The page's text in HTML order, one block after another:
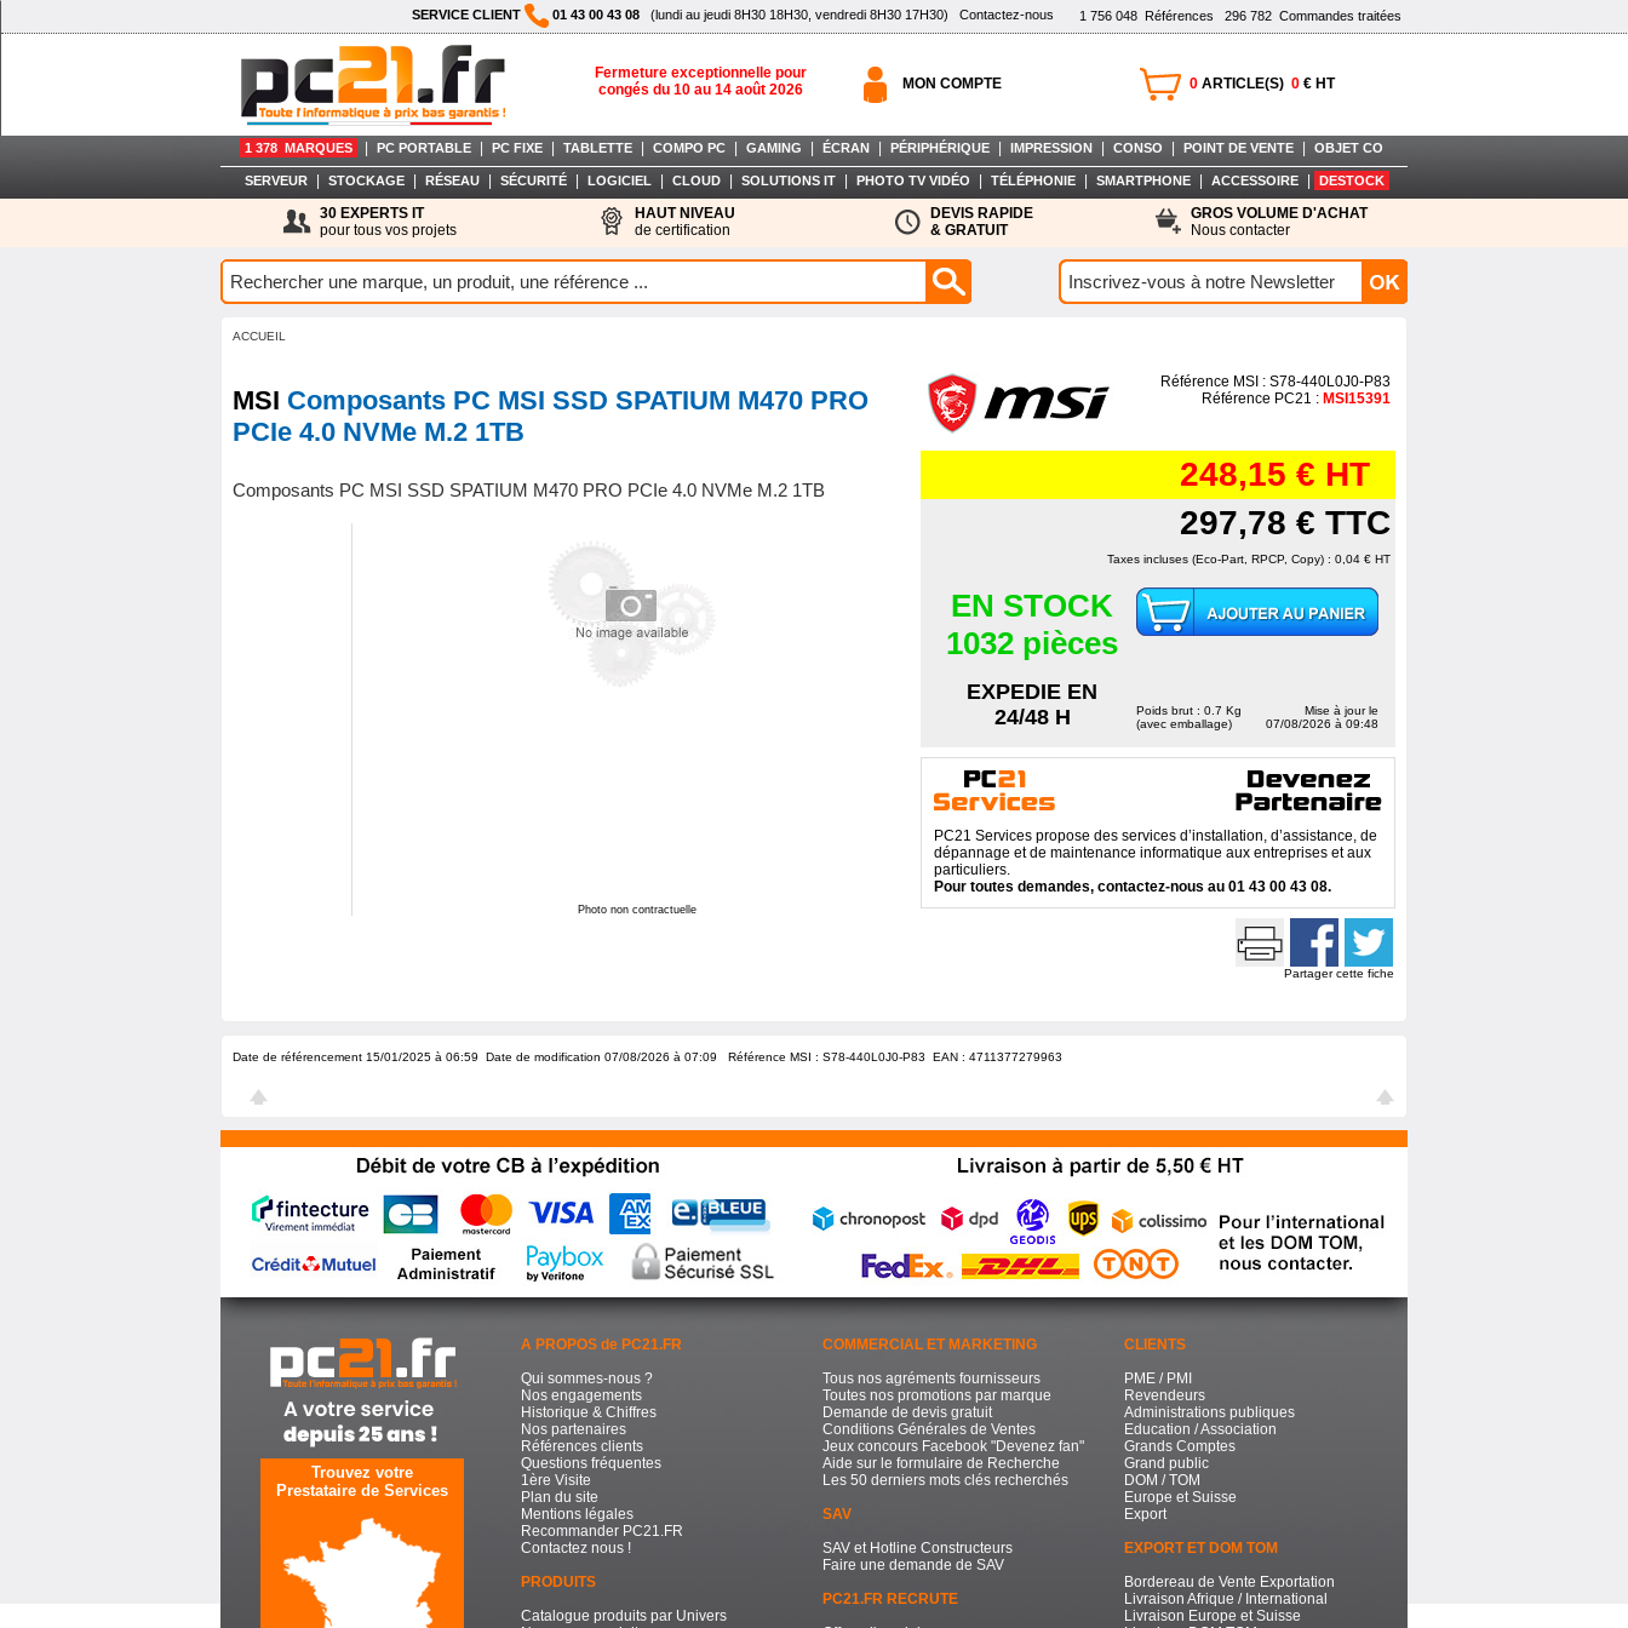
1 756 048 Références 296 782 Commandes traitées
SERVICE CLIENT 01 43 00 43 08 (lundi au jeudi 8H30 18H30, vendredi 8H30 17H30) Contactez-nous
Fermeture exceptionnelle pour
congés du 10 au 14 août 2026
0 ARTICLE(S) 0 € HT
MON COMPTE
1 378 MARQUES PC PORTABLE PC FIXE TABLETTE COMPO PC GAMING ÉCRAN PÉRIPHÉRIQUE IMPRESSION CONSO POINT DE VENTE OBJET CO
SERVEUR STOCKAGE RÉSEAU SÉCURITÉ LOGICIEL CLOUD SOLUTIONS IT PHOTO TV VIDÉO TÉLÉPHONIE SMARTPHONE ACCESSOIRE DESTOCK
30 EXPERTS IT
pour tous vos projets
HAUT NIVEAU
de certification
DEVIS RAPIDE
& GRATUIT
GROS VOLUME D'ACHAT
Nous contacter
ACCUEIL
MSI Composants PC MSI SSD SPATIUM M470 PRO
PCIe 4.0 NVMe M.2 1TB
Composants PC MSI SSD SPATIUM M470 PRO PCIe 4.0 NVMe M.2 1TB
Photo non contractuelle
Référence MSI : S78-440L0J0-P83
Référence PC21 : MSI15391
248,15 € HT
297,78 € TTC
Taxes incluses (Eco-Part, RPCP, Copy) : 0,04 € HT
EN STOCK
1032 pièces
EXPEDIE EN
24/48 H
Poids brut : 0.7 Kg
(avec emballage)
Mise à jour le
07/08/2026 à 09:48
PC21 Services propose des services d’installation, d’assistance, de
dépannage et de maintenance informatique aux entreprises et aux
particuliers.
Pour toutes demandes, contactez-nous au 01 43 00 43 08.
Partager cette fiche
Date de référencement 15/01/2025 à 06:59 Date de modification 07/08/2026 à 07:09 Référence MSI : S78-440L0J0-P83 EAN : 4711377279963
Trouvez votre
Prestataire de Services
A PROPOS de PC21.FR
Qui sommes-nous ?
Nos engagements
Historique & Chiffres
Nos partenaires
Références clients
Questions fréquentes
1ère Visite
Plan du site
Mentions légales
Recommander PC21.FR
Contactez nous !
PRODUITS
Catalogue produits par Univers
COMMERCIAL ET MARKETING
Tous nos agréments fournisseurs
Toutes nos promotions par marque
Demande de devis gratuit
Conditions Générales de Ventes
Jeux concours Facebook "Devenez fan"
Aide sur le formulaire de Recherche
Les 50 derniers mots clés recherchés
SAV
SAV et Hotline Constructeurs
Faire une demande de SAV
PC21.FR RECRUTE
CLIENTS
PME / PMI
Revendeurs
Administrations publiques
Education / Association
Grands Comptes
Grand public
DOM / TOM
Europe et Suisse
Export
EXPORT ET DOM TOM
Bordereau de Vente Exportation
Livraison Afrique / International
Livraison Europe et Suisse